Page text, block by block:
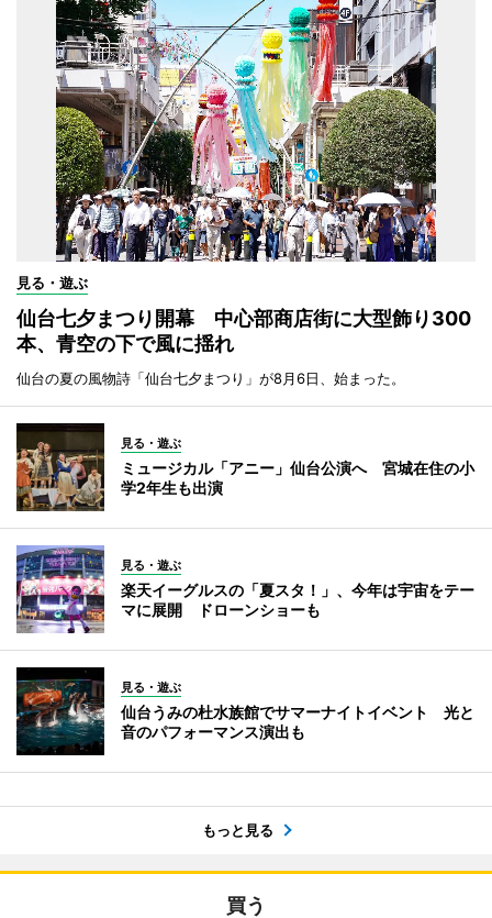
見る・遊ぶ
仙台七夕まつり開幕 中心部商店街に大型飾り300
本、青空の下で風に揺れ
仙台の夏の風物詩「仙台七夕まつり」が8月6日、始まった。
見る・遊ぶ
ミュージカル「アニー」仙台公演へ 宮城在住の小
学2年生も出演
見る・遊ぶ
楽天イーグルスの「夏スタ！」、今年は宇宙をテー
マに展開 ドローンショーも
見る・遊ぶ
仙台うみの杜水族館でサマーナイトイベント 光と
音のパフォーマンス演出も
もっと見る
買う